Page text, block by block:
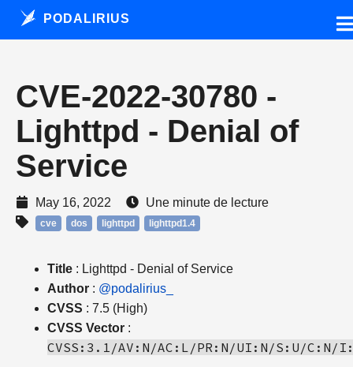
PODALIRIUS
CVE-2022-30780 -
Lighttpd - Denial of
Service
May 16, 2022 Une minute de lecture
cve dos lighttpd lighttpd1.4
Title : Lighttpd - Denial of Service
Author : @podalirius_
CVSS : 7.5 (High)
CVSS Vector :
CVSS:3.1/AV:N/AC:L/PR:N/UI:N/S:U/C:N/